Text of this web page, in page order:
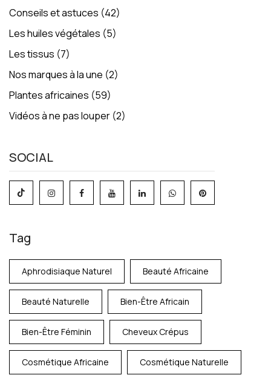
Conseils et astuces (42)
Les huiles végétales (5)
Les tissus (7)
Nos marques à la une (2)
Plantes africaines (59)
Vidéos à ne pas louper (2)
SOCIAL
Tag
Aphrodisiaque Naturel Beauté Africaine
Beauté Naturelle Bien-Être Africain
Bien-Être Féminin Cheveux Crépus
Cosmétique Africaine Cosmétique Naturelle